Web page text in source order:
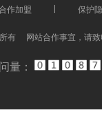
作加盟 保护
所有 网站合作事宜，请致
量：